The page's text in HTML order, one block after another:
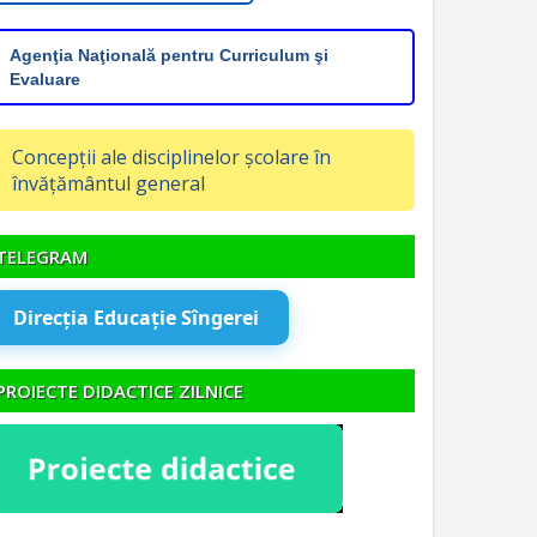
Agenţia Naţională pentru Curriculum şi
Evaluare
Concepții ale disciplinelor școlare în
învățământul general
Direcția Educație Sîngerei
DIDACTICE ZILNICE